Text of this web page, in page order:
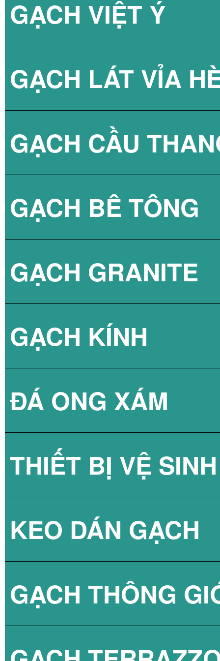
BÌNH NÓNG
GẠCH VIỆT Ý
GẠCH LÁT VỈA
GẠCH BLOCK
GẠCH LÁT VỈA
GẠCH CẦU
GẠCH BÊ TÔNG
GẠCH 3D BÊ
GẠCH GRANITE
GẠCH KÍNH
GẠCH KÍNH
GẠCH KÍNH
GẠCH KÍNH
ĐÁ ONG XÁM
THIẾT BỊ VỆ SINH
SEN TẮM
VÒI CHẬU
KEO DÁN GẠCH
KEO DÁN
GẠCH THÔNG